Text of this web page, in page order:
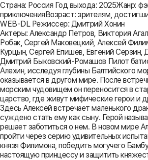
Страна: Россия Год выхода: 2025Жанр:
приключенияВозраст: зрителям,
WEB-DL Режиссер: Дмитрий Хонин
Актеры: Александр Петров, Виктория
Робак, Сергей Маковецкий, Алексей
Курцын, Сергей Епишев, Евгений Серзин,
Дмитрий Быковский-Ромашов Пилот
Алехин, исследуя глубины Балтийского
оказывается в другом мире. После
морским чудовищем он переносится в
царство, где живут мифические герои и
Здесь Алексей встречает маленького
суждено стать ему как сыну. Герой
решает заботиться о нем. В новом мире
пройти через серию удивительных
князя Филимона, победить могучего
настоящую принцессу и защитить